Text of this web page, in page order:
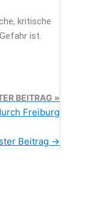
kritische
ist.
BEITRAG
Freiburg
Beitrag →